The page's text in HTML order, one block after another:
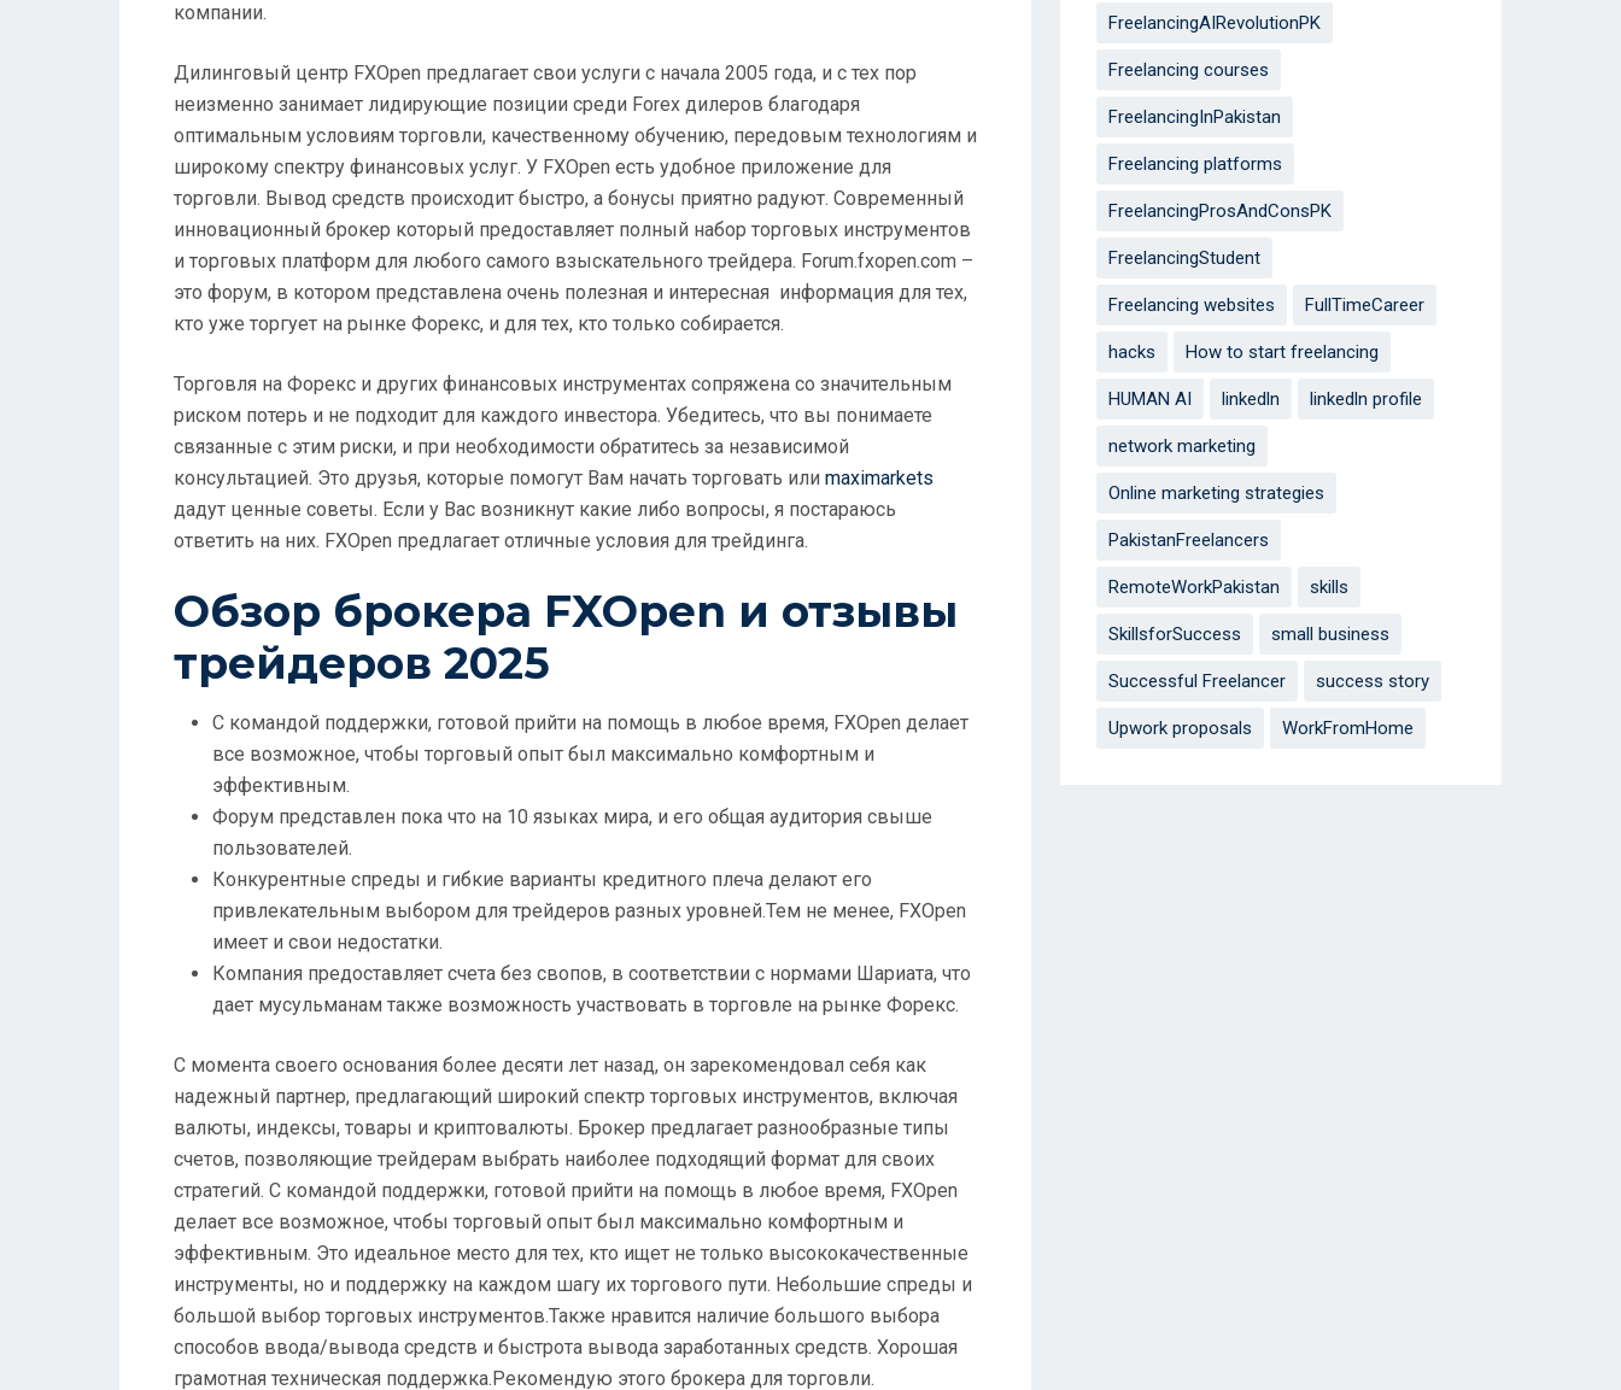
компании.
Дилинговый центр FXOpen предлагает свои услуги с начала 2005 года, и с тех пор
неизменно занимает лидирующие позиции среди Forex дилеров благодаря
оптимальным условиям торговли, качественному обучению, передовым технологиям и
широкому спектру финансовых услуг. У FXOpen есть удобное приложение для
торговли. Вывод средств происходит быстро, а бонусы приятно радуют. Современный
инновационный брокер который предоставляет полный набор торговых инструментов
и торговых платформ для любого самого взыскательного трейдера. Forum.fxopen.com –
это форум, в котором представлена очень полезная и интересная информация для тех,
кто уже торгует на рынке Форекс, и для тех, кто только собирается.
Торговля на Форекс и других финансовых инструментах сопряжена со значительным
риском потерь и не подходит для каждого инвестора. Убедитесь, что вы понимаете
связанные с этим риски, и при необходимости обратитесь за независимой
консультацией. Это друзья, которые помогут Вам начать торговать или maximarkets
дадут ценные советы. Если у Вас возникнут какие либо вопросы, я постараюсь
ответить на них. FXOpen предлагает отличные условия для трейдинга.
Обзор брокера FXOpen и отзывы
трейдеров 2025
С командой поддержки, готовой прийти на помощь в любое время, FXOpen делает
все возможное, чтобы торговый опыт был максимально комфортным и
эффективным.
Форум представлен пока что на 10 языках мира, и его общая аудитория свыше
пользователей.
Конкурентные спреды и гибкие варианты кредитного плеча делают его
привлекательным выбором для трейдеров разных уровней.Тем не менее, FXOpen
имеет и свои недостатки.
Компания предоставляет счета без свопов, в соответствии с нормами Шариата, что
дает мусульманам также возможность участвовать в торговле на рынке Форекс.
С момента своего основания более десяти лет назад, он зарекомендовал себя как
надежный партнер, предлагающий широкий спектр торговых инструментов, включая
валюты, индексы, товары и криптовалюты. Брокер предлагает разнообразные типы
счетов, позволяющие трейдерам выбрать наиболее подходящий формат для своих
стратегий. С командой поддержки, готовой прийти на помощь в любое время, FXOpen
делает все возможное, чтобы торговый опыт был максимально комфортным и
эффективным. Это идеальное место для тех, кто ищет не только высококачественные
инструменты, но и поддержку на каждом шагу их торгового пути. Небольшие спреды и
большой выбор торговых инструментов.Также нравится наличие большого выбора
способов ввода/вывода средств и быстрота вывода заработанных средств. Хорошая
грамотная техническая поддержка.Рекомендую этого брокера для торговли.
FreelancingAIRevolutionPK
Freelancing courses
FreelancingInPakistan
Freelancing platforms
FreelancingProsAndConsPK
FreelancingStudent
Freelancing websites FullTimeCareer
hacks How to start freelancing
HUMAN AI linkedln linkedln profile
network marketing
Online marketing strategies
PakistanFreelancers
RemoteWorkPakistan skills
SkillsforSuccess small business
Successful Freelancer success story
Upwork proposals WorkFromHome